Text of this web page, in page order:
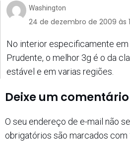
Washington
24 de dezembro de 2009 às
No interior especificamente
Prudente, o melhor 3g é o da
estável e em varias regiões.
Deixe um comentário
O seu endereço de e-mail não
obrigatórios são marcados com